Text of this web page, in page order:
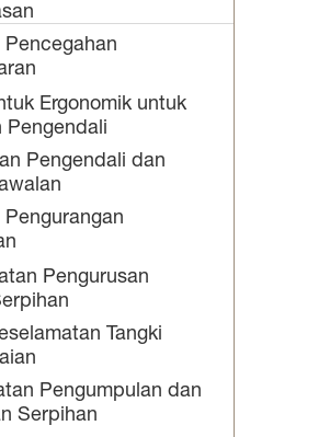
Pencegahan
Ergonomik untuk
Pengendali
Pengendali dan
Pengurangan
Pengurusan
Tangki
Pengumpulan dan
Serpihan